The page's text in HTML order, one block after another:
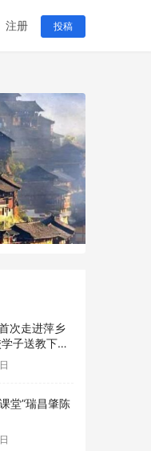
注册 投稿
次走进萍乡
子送教下乡
暑期梦
堂”瑞昌肇陈